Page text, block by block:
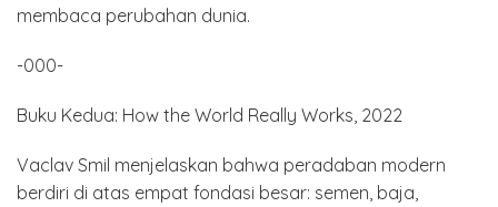
membaca perubahan dunia.
-000-
Buku Kedua: How the World Really Works, 2022
Vaclav Smil menjelaskan bahwa peradaban modern
berdiri di atas empat fondasi besar: semen, baja,